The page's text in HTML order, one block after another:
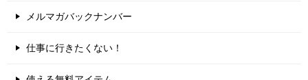
メルマガバックナンバー
仕事に行きたくない！